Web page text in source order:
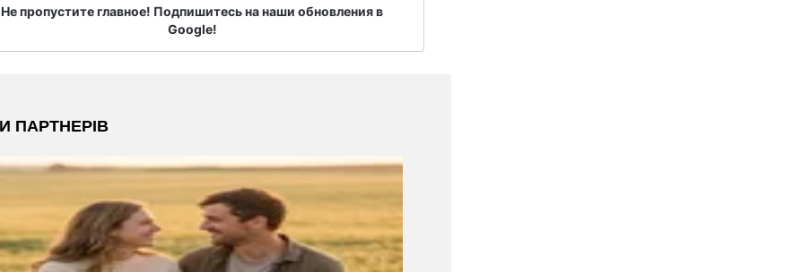
Не пропустите главное! Подпишитесь на наши обновления в
Google!